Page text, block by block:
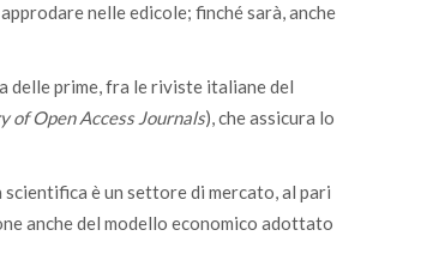
nelle edicole; finché sarà, anche
delle prime, fra le riviste italiane del
of Open Access Journals), che assicura lo
è un settore di mercato, al pari
anche del modello economico adottato